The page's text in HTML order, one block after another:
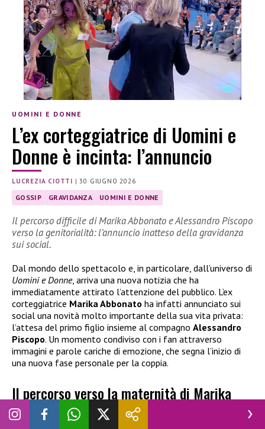
UOMINI E DONNE
L’ex corteggiatrice di Uomini e
Donne è incinta: l’annuncio
LUCREZIA CIOTTI |30 GIUGNO 2026
GOSSIP GRAVIDANZA UOMINI E DONNE
Il percorso difficile di Marika Abbonato e Alessandro Piscopo
verso la genitorialità: l’annuncio inatteso della gravidanza
sui social.
Dal mondo dello spettacolo e, in particolare, dall’universo di
Uomini e Donne, arriva una nuova notizia che ha
immediatamente attirato l’attenzione del pubblico. L’ex
corteggiatrice Marika Abbonato ha infatti annunciato sui
social una novità molto importante della sua vita privata:
l’attesa del primo figlio insieme al compagno Alessandro
Piscopo. Un momento condiviso con i fan attraverso
immagini e parole cariche di emozione, che segna l’inizio di
una nuova fase personale per la coppia.
Il percorso verso la maternità di Marika
Abbonato: tra attesa, speranza e un amore